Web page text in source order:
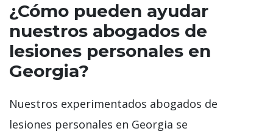
¿Cómo pueden ayudar
nuestros abogados de
lesiones personales en
Georgia?
Nuestros experimentados abogados de
lesiones personales en Georgia se